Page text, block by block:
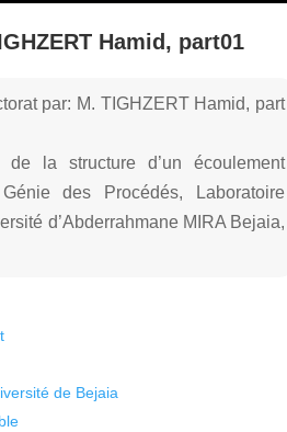
Hamid, part01
par: M. TIGHZERT Hamid, part
la structure d’un écoulement
des Procédés, Laboratoire
d’Abderrahmane MIRA Bejaia,
de Bejaia